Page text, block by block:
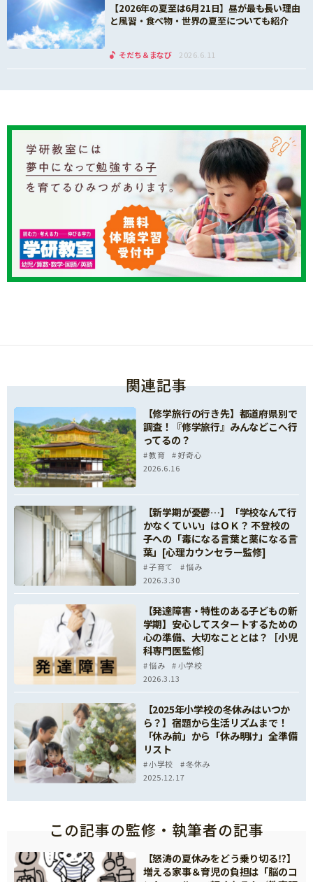
【2026年の夏至は6月21日】昼が最も長い理由
と風習・食べ物・世界の夏至についても紹介
そだち＆まなび 2026.6.11
関連記事
【修学旅行の行き先】都道府県別で
調査！『修学旅行』みんなどこへ行
ってるの？
教育
好奇心
2026.6.16
【新学期が憂鬱…】「学校なんて行
かなくていい」はＯＫ？ 不登校の
子への「毒になる言葉と薬になる言
葉」[心理カウンセラー監修]
子育て
悩み
2026.3.30
【発達障害・特性のある子どもの新
学期】安心してスタートするための
心の準備、大切なこととは？［小児
科専門医監修］
悩み
小学校
2026.3.13
【2025年小学校の冬休みはいつか
ら？】宿題から生活リズムまで！
「休み前」から「休み明け」全準備
リスト
小学校
冬休み
2025.12.17
この記事の監修・執筆者の記事
【怒涛の夏休みをどう乗り切る⁉】
増える家事＆育児の負担は「脳のコ